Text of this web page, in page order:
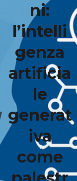
ni:
l’intelli
genza
artificia
le
generat
iva
come